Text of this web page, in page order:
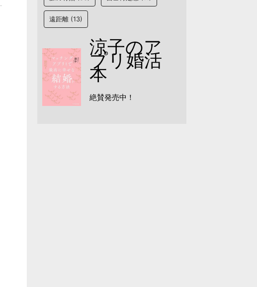
遠距離 (13)
涼子のア
プリ婚活
本
絶賛発売中！